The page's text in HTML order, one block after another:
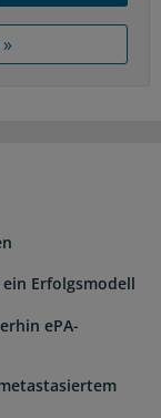
Erfolgsmodell
ePA-